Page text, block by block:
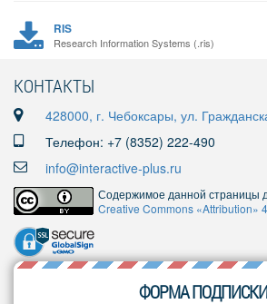
RIS
Research Information Systems (.ris)
КОНТАКТЫ
428000, г. Чебоксары, ул.
Телефон: +7 (8352) 222-490
info@interactive-plus.ru
Содержимое данной страницы
Creative Commons «Attribution»
ФОРМА ПОДПИСКИ